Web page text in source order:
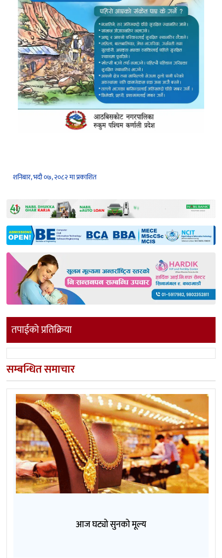
शनिबार, भदौ ०७, २०८२ मा प्रकाशित
तपाईको प्रतिक्रिया
सम्बन्धित समाचार
आज घट्यो सुनको मूल्य